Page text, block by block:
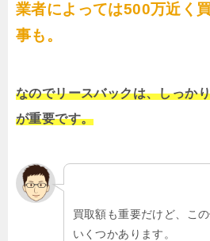
業者によっては500万近く
事も。
なのでリースバックは、しっか
が重要です。
買取額も重要だけど、こ
いくつかあります。